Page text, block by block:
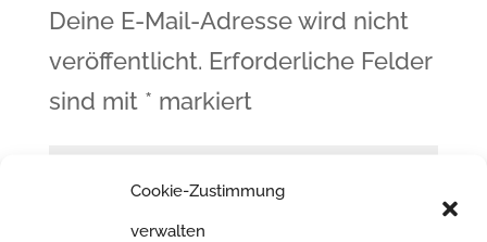
Cookie-Zustimmung
verwalten
Deine E-Mail-Adresse wird nicht
veröffentlicht. Erforderliche Felder
sind mit * markiert